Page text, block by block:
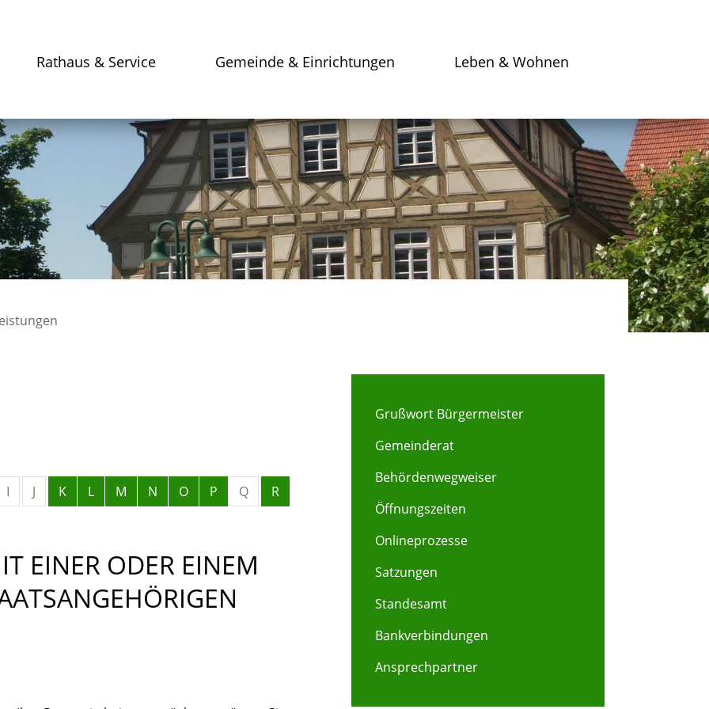
Rathaus & Service Gemeinde & Einrichtungen Leben & Wohnen
I J K L M N O P Q
R
EINER ODER EINEM A
A
Grußwort Bürgermeister
Gemeinderat
Behördenwegweiser
Öffnungszeiten
Onlineprozesse
Satzungen
Standesamt
Bankverbindungen
Ansprechpartner